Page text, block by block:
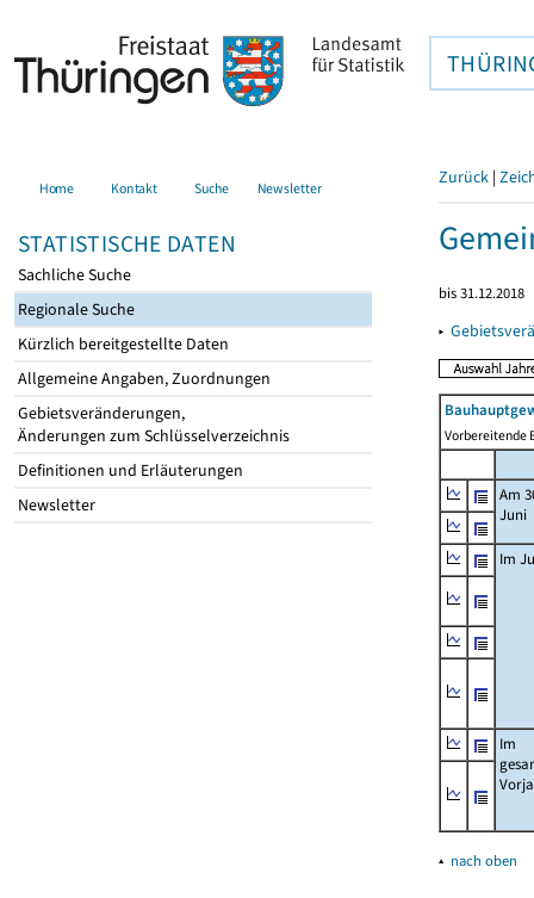
Home Kontakt Suche Newsletter
STATISTISCHE DATEN
Sachliche Suche
Regionale Suche
Kürzlich bereitgestellte Daten
Allgemeine Angaben, Zuordnungen
Gebietsveränderungen,
Änderungen zum Schlüsselverzeichnis
Definitionen und Erläuterungen
Newsletter
Zurück |
bis 31.12.2018
▸
Vorbereitende
Am
Juni
Im
Im
▴ nach oben